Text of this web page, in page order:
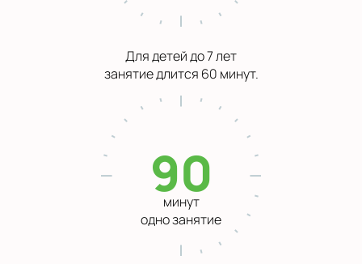
Для детей до 7 лет
занятие длится 60 минут.
90
минут
одно занятие